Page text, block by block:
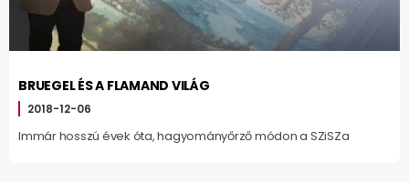
BRUEGEL ÉS A FLAMAND VILÁG
2018-12-06
Immár hosszú évek óta, hagyományőrző módon a SZiSZa